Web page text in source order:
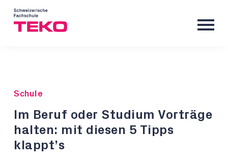
Schule
Im Beruf oder Studium Vorträge
halten: mit diesen 5 Tipps
klappt’s